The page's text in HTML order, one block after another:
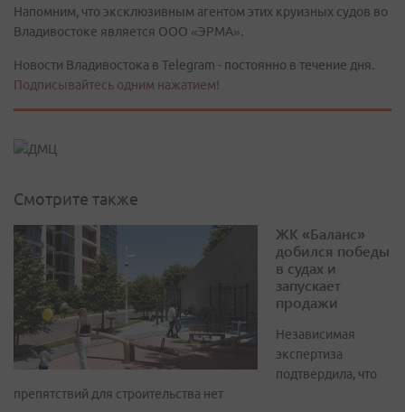
Напомним, что эксклюзивным агентом этих круизных судов во
Владивостоке является ООО «ЭРМА».
Новости Владивостока в Telegram - постоянно в течение дня.
Подписывайтесь одним нажатием!
Смотрите также
ЖК «Баланс»
добился победы
в судах и
запускает
продажи
Независимая
экспертиза
подтвердила, что
препятствий для строительства нет